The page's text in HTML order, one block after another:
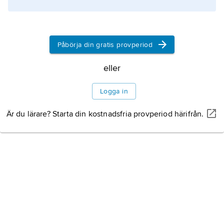
Påbörja din gratis provperiod
eller
Logga in
Är du lärare? Starta din kostnadsfria provperiod härifrån.